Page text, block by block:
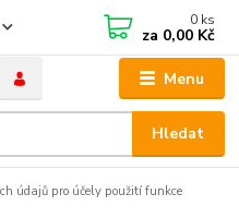
Menu
Hledat
0 ks
za 0,00 Kč
údajů pro účely použití funkce